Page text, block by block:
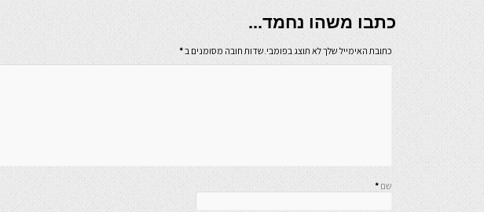
כתבו משהו נחמד...
כתובת האימייל שלך לא תוצג בפומבי.שדות חובה מסומנים ב*
שם *